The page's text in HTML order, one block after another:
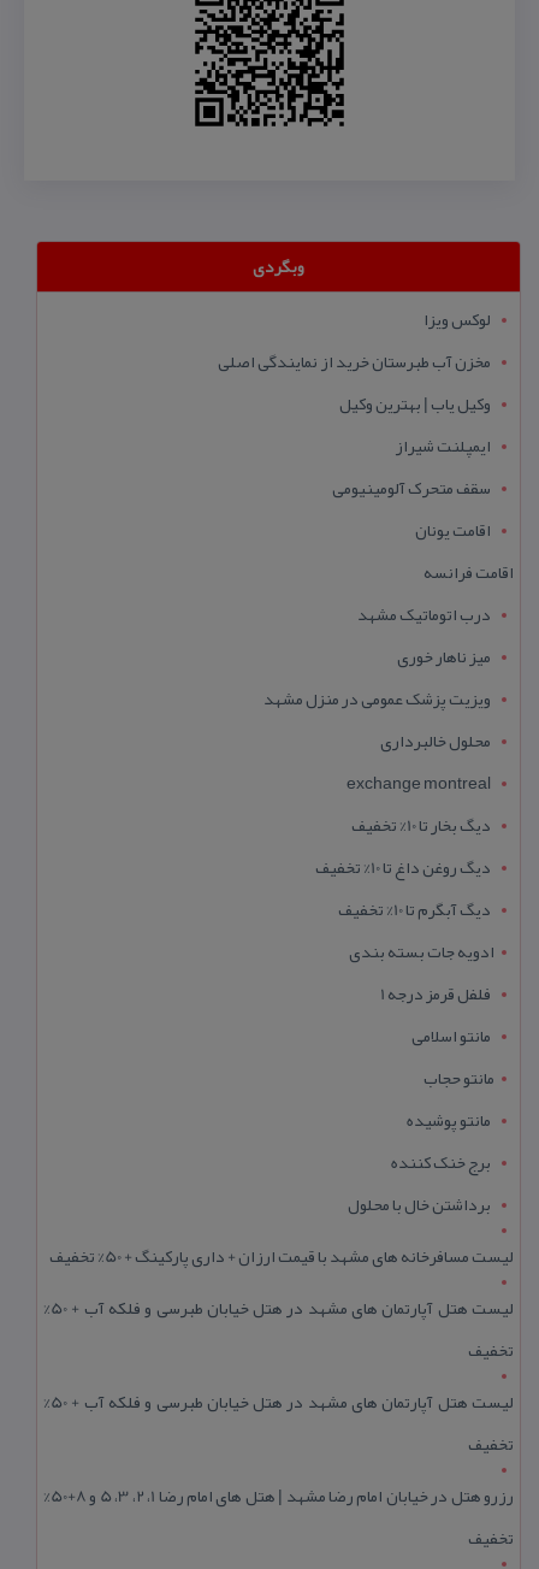
وبگردی
لوکس ویزا
مخزن آب طبرستان خرید از نمایندگی اصلی
وکیل یاب | بهترین وکیل
ایمپلنت شیراز
سقف متحرک آلومینیومی
اقامت یونان
اقامت فرانسه
درب اتوماتیک مشهد
میز ناهار خوری
ویزیت پزشک عمومی در منزل مشهد
محلول خالبرداری
exchange montreal
دیگ بخار تا 10% تخفیف
دیگ روغن داغ تا 10% تخفیف
دیگ آبگرم تا 10% تخفیف
ادویه جات بسته بندی
فلفل قرمز درجه 1
مانتو اسلامی
مانتو حجاب
مانتو پوشیده
برج خنک کننده
برداشتن خال با محلول
لیست مسافرخانه های مشهد با قیمت ارزان + داری پارکینگ + 50% تخفیف
لیست هتل آپارتمان های مشهد در هتل خیابان طبرسی و فلکه آب + 50%
تخفیف
لیست هتل آپارتمان های مشهد در هتل خیابان طبرسی و فلکه آب + 50%
تخفیف
رزرو هتل در خیابان امام رضا مشهد | هتل‌ های امام رضا 1، 2، 3، 5 و 8+50%
تخفیف